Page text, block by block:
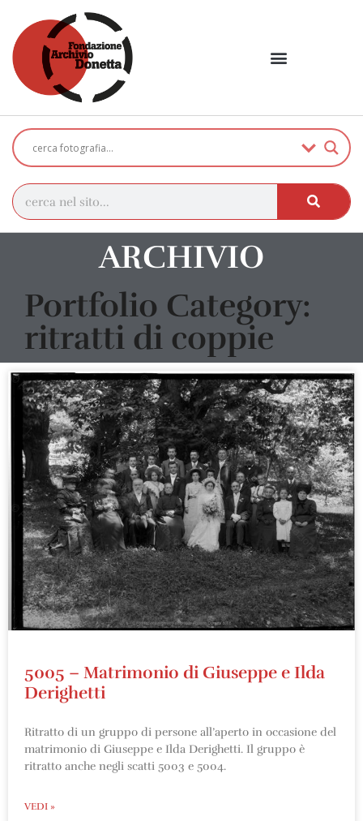
ARCHIVIO
Portfolio Category:
ritratti di coppie
5005 – Matrimonio di Giuseppe e Ilda
Derighetti
Ritratto di un gruppo di persone all’aperto in occasione del
matrimonio di Giuseppe e Ilda Derighetti. Il gruppo è
ritratto anche negli scatti 5003 e 5004.
VEDI »